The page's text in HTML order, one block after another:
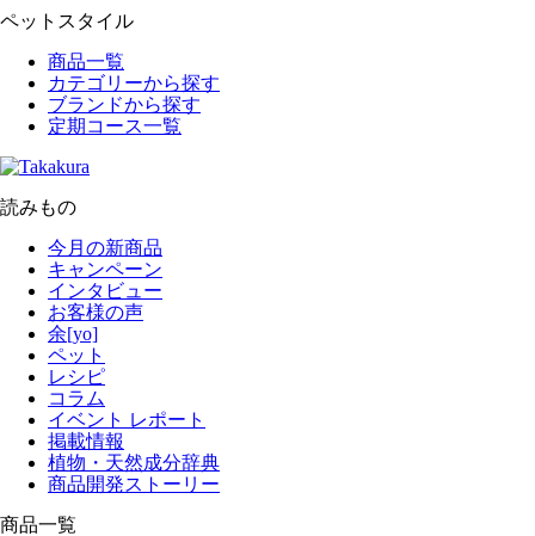
ペットスタイル
商品一覧
カテゴリーから探す
ブランドから探す
定期コース一覧
読みもの
今月の新商品
キャンペーン
インタビュー
お客様の声
余[yo]
ペット
レシピ
コラム
イベント レポート
掲載情報
植物・天然成分辞典
商品開発ストーリー
商品一覧